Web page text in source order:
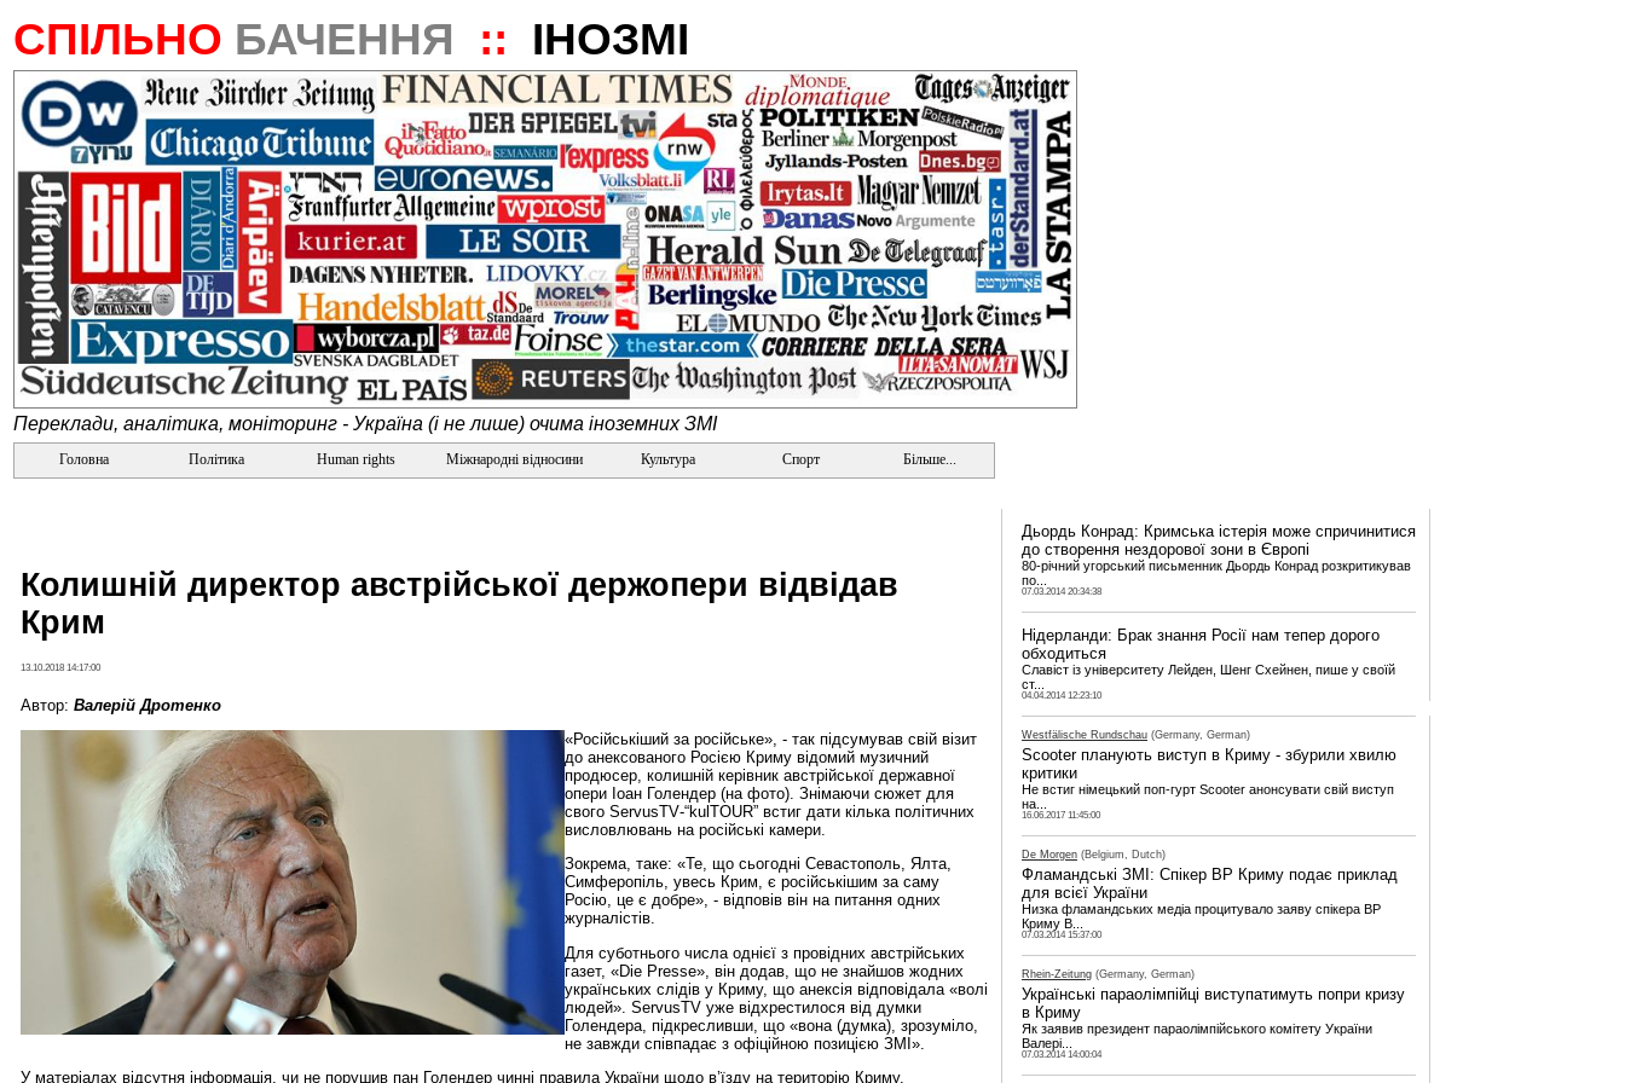
СПІЛЬНО БАЧЕННЯ :: ІНОЗМІ
Переклади, аналітика, моніторинг - Україна (і не лише) очима іноземних ЗМІ
Головна Політика Human rights Міжнародні відносини Культура Спорт Більше...
Колишній директор австрійської держопери відвідав
Крим
13.10.2018 14:17:00
Автор: Валерій Дротенко
«Російськіший за російське», - так підсумував свій візит
до анексованого Росією Криму відомий музичний
продюсер, колишній керівник австрійської державної
опери Іоан Голендер (на фото). Знімаючи сюжет для
свого ServusTV-“kulTOUR” встиг дати кілька політичних
висловлювань на російські камери.
Зокрема, таке: «Те, що сьогодні Севастополь, Ялта,
Симферопіль, увесь Крим, є російськішим за саму
Росію, це є добре», - відповів він на питання одних
журналістів.
Для суботнього числа однієї з провідних австрійських
газет, «Die Presse», він додав, що не знайшов жодних
українських слідів у Криму, що анексія відповідала «волі
людей». ServusTV уже відхрестилося від думки
Голендера, підкресливши, що «вона (думка), зрозуміло,
не завжди співпадає з офіційною позицією ЗМІ».
У матеріалах відсутня інформація, чи не порушив пан Голендер чинні правила України щодо в’їзду на територію Криму.
Дьордь Конрад: Кримська істерія може спричинитися
до створення нездорової зони в Європі
80-річний угорський письменник Дьордь Конрад розкритикував
по...
07.03.2014 20:34:38
Нідерланди: Брак знання Росії нам тепер дорого
обходиться
Славіст із університету Лейден, Шенг Схейнен, пише у своїй
ст...
04.04.2014 12:23:10
Westfälische Rundschau (Germany, German)
Scooter планують виступ в Криму - збурили хвилю
критики
Не встиг німецький поп-гурт Scooter анонсувати свій виступ
на...
16.06.2017 11:45:00
De Morgen (Belgium, Dutch)
Фламандські ЗМІ: Спікер ВР Криму подає приклад
для всієї України
Низка фламандських медіа процитувало заяву спікера ВР
Криму В...
07.03.2014 15:37:00
Rhein-Zeitung (Germany, German)
Українські параолімпійці виступатимуть попри кризу
в Криму
Як заявив президент параолімпійського комітету України
Валері...
07.03.2014 14:00:04